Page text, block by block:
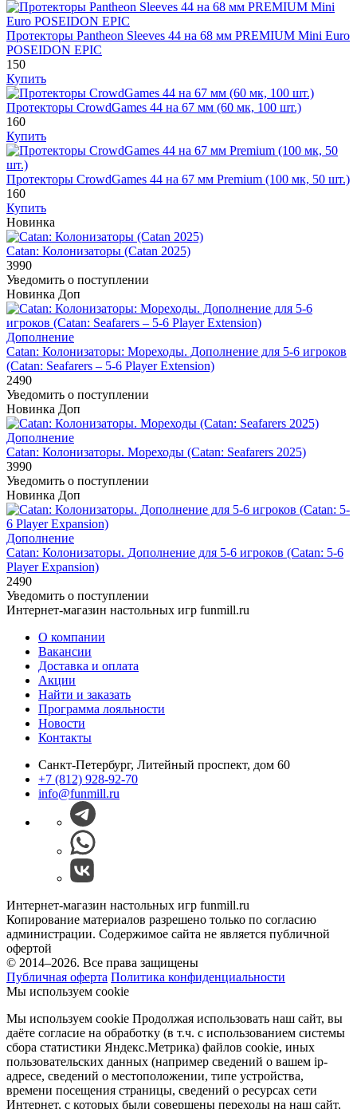
Протекторы Pantheon Sleeves 44 на 68 мм PREMIUM Mini Euro
POSEIDON EPIC
150
Купить
Протекторы CrowdGames 44 на 67 мм (60 мк, 100 шт.)
160
Купить
Протекторы CrowdGames 44 на 67 мм Premium (100 мк, 50 шт.)
160
Купить
Новинка
Catan: Колонизаторы (Catan 2025)
3990
Уведомить о поступлении
Новинка Доп
Дополнение
Catan: Колонизаторы: Мореходы. Дополнение для 5-6 игроков
(Catan: Seafarers – 5-6 Player Extension)
2490
Уведомить о поступлении
Новинка Доп
Дополнение
Catan: Колонизаторы. Мореходы (Catan: Seafarers 2025)
3990
Уведомить о поступлении
Новинка Доп
Дополнение
Catan: Колонизаторы. Дополнение для 5-6 игроков (Catan: 5-6
Player Expansion)
2490
Уведомить о поступлении
Интернет-магазин настольных игр funmill.ru
О компании
Вакансии
Доставка и оплата
Акции
Найти и заказать
Программа лояльности
Новости
Контакты
Санкт-Петербург, Литейный проспект, дом 60
+7 (812) 928-92-70
info@funmill.ru
Интернет-магазин настольных игр funmill.ru
Копирование материалов разрешено только по согласию
администрации. Содержимое сайта не является публичной
офертой
© 2014–2026. Все права защищены
Публичная оферта Политика конфиденциальности
Мы используем cookie
Мы используем cookie Продолжая использовать наш cайт, вы
даёте согласие на обработку (в т.ч. с использованием системы
сбора статистики Яндекс.Метрика) файлов cookie, иных
пользовательских данных (например сведений о вашем ip-
адресе, сведений о местоположении, типе устройства,
времени посещения страницы, сведений о ресурсах сети
Интернет, с которых были совершены переходы на наш сайт,